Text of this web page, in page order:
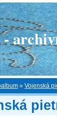
» Vojenská